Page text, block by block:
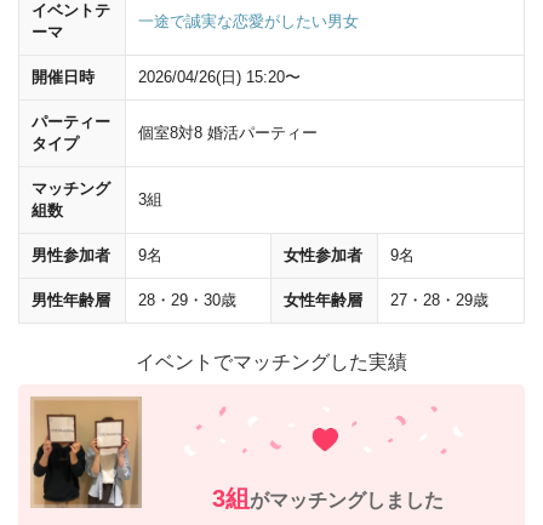
地上に出てすぐ右手にある
住所
〒103-0028 東京都中央区八重洲1-8-17 新槇町ビル5階
イベントテ
ーマ
一途で誠実な恋愛がしたい男女
開催日時 2026/04/26(日) 15:20〜
パーティー
タイプ
個室8対8 婚活パーティー
マッチング
組数
3組
男性参加者 9名 女性参加者 9名
男性年齢層 28・29・30歳 女性年齢層 27・28・29歳
イベントでマッチングした実績
3組 がマッチングしました